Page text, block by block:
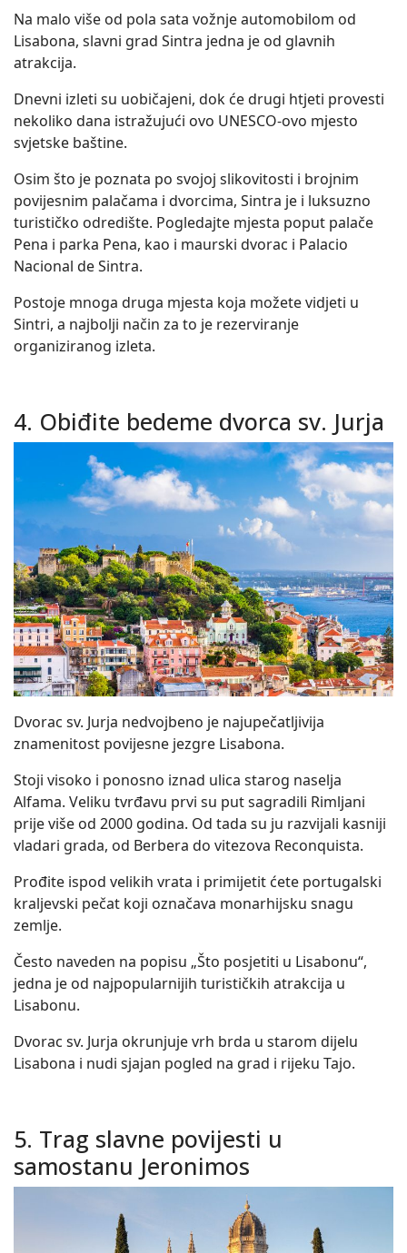
Na malo više od pola sata vožnje automobilom od
Lisabona, slavni grad Sintra jedna je od glavnih
atrakcija.
Dnevni izleti su uobičajeni, dok će drugi htjeti provesti
nekoliko dana istražujući ovo UNESCO-ovo mjesto
svjetske baštine.
Osim što je poznata po svojoj slikovitosti i brojnim
povijesnim palačama i dvorcima, Sintra je i luksuzno
turističko odredište. Pogledajte mjesta poput palače
Pena i parka Pena, kao i maurski dvorac i Palacio
Nacional de Sintra.
Postoje mnoga druga mjesta koja možete vidjeti u
Sintri, a najbolji način za to je rezerviranje
organiziranog izleta.
4. Obiđite bedeme dvorca sv. Jurja
Dvorac sv. Jurja nedvojbeno je najupečatljivija
znamenitost povijesne jezgre Lisabona.
Stoji visoko i ponosno iznad ulica starog naselja
Alfama. Veliku tvrđavu prvi su put sagradili Rimljani
prije više od 2000 godina. Od tada su ju razvijali kasniji
vladari grada, od Berbera do vitezova Reconquista.
Prođite ispod velikih vrata i primijetit ćete portugalski
kraljevski pečat koji označava monarhijsku snagu
zemlje.
Često naveden na popisu „Što posjetiti u Lisabonu“,
jedna je od najpopularnijih turističkih atrakcija u
Lisabonu.
Dvorac sv. Jurja okrunjuje vrh brda u starom dijelu
Lisabona i nudi sjajan pogled na grad i rijeku Tajo.
5. Trag slavne povijesti u
samostanu Jeronimos